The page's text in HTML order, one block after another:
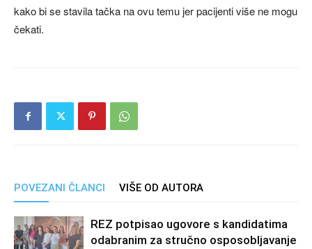
kako bi se stavila tačka na ovu temu jer pacijenti više ne mogu
čekati.
POVEZANI ČLANCI VIŠE OD AUTORA
REZ potpisao ugovore s kandidatima
odabranim za stručno osposobljavanje